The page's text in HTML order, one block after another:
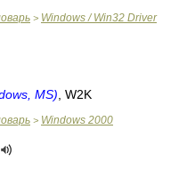
> Windows / Win32 Driver
MS) , W2K
> Windows 2000